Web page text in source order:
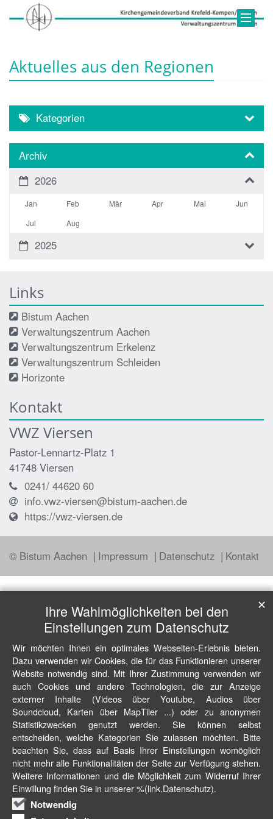
Aktuelles aus den Regionen
Kategorien
Archiv
2026
Jan Feb Mär Apr Mai
Jun
Jul
Aug
2025
Links
Bistum Aachen
Verwaltungszentrum Aachen
Verwaltungszentrum Erkelenz
Verwaltungszentrum Schleiden
Horizonte
Kontakt
VWZ Viersen
Pastor-Lennartz-Platz 1
41748 Viersen
0241/ 44620 60
info.vwz-viersen@bistum-aachen.de
https://vwz-viersen.de
© Bistum Aachen Impressum Datenschutz Kontakt
Ihre Wahlmöglichkeiten bei den
Einstellungen zum Datenschutz
Wir möchten Ihnen ein optimales Webseiten-Erlebnis bieten.
Dazu verwenden wir Cookies, die für das Funktionieren unserer
Website notwendig sind. Mit Ihrer Zustimmung verwenden wir
auch Cookies und andere Technologien, die zur Anzeige
externer Inhalte (Videos über Youtube, Audios über
Soundcloud, Karten über MapTiler ...) oder zu anonymen
Statistikzwecken genutzt werden. Sie können selbst
entscheiden, welche Kategorien Sie zulassen möchten. Bitte
beachten Sie, dass auf Basis Ihrer Einstellungen womöglich
nicht mehr alle Funktionalitäten der Seite zur Verfügung stehen.
Weitere Informationen und die Möglichkeit zum Widerruf Ihrer
Einwillung finden Sie in unserer %(link.Datenschutz).
Notwendig
✕